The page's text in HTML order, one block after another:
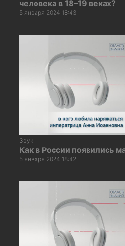
человека в 18–19 веках?
5 января 2024 18:43
Звук
Как в России появились
5 января 2024 18:42